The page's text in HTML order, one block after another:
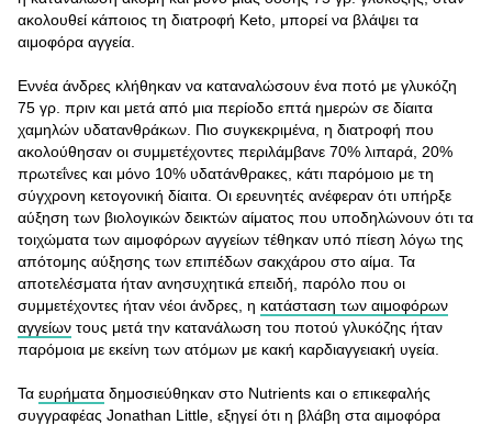
ακολουθεί κάποιος τη διατροφή Keto, μπορεί να βλάψει τα
αιμοφόρα αγγεία.
Εννέα άνδρες κλήθηκαν να καταναλώσουν ένα ποτό με γλυκόζη
75 γρ. πριν και μετά από μια περίοδο επτά ημερών σε δίαιτα
χαμηλών υδατανθράκων. Πιο συγκεκριμένα, η διατροφή που
ακολούθησαν οι συμμετέχοντες περιλάμβανε 70% λιπαρά, 20%
πρωτεΐνες και μόνο 10% υδατάνθρακες, κάτι παρόμοιο με τη
σύγχρονη κετογονική δίαιτα. Οι ερευνητές ανέφεραν ότι υπήρξε
αύξηση των βιολογικών δεικτών αίματος που υποδηλώνουν ότι τα
τοιχώματα των αιμοφόρων αγγείων τέθηκαν υπό πίεση λόγω της
απότομης αύξησης των επιπέδων σακχάρου στο αίμα. Τα
αποτελέσματα ήταν ανησυχητικά επειδή, παρόλο που οι
συμμετέχοντες ήταν νέοι άνδρες, η κατάσταση των αιμοφόρων
αγγείων τους μετά την κατανάλωση του ποτού γλυκόζης ήταν
παρόμοια με εκείνη των ατόμων με κακή καρδιαγγειακή υγεία.
Τα ευρήματα δημοσιεύθηκαν στο Nutrients και ο επικεφαλής
συγγραφέας Jonathan Little, εξηγεί ότι η βλάβη στα αιμοφόρα